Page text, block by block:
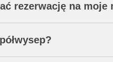
rezerwację na moje